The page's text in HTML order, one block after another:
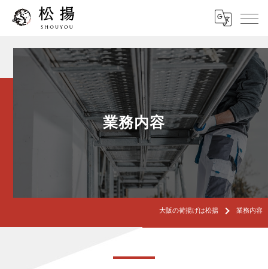
業務内容
大阪の荷揚げは松揚 業務内容